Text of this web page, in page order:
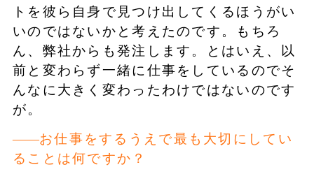
トを彼ら自身で見つけ出してくるほうがい
いのではないかと考えたのです。もちろ
ん、弊社からも発注します。とはいえ、以
前と変わらず一緒に仕事をしているのでそ
んなに大きく変わったわけではないのです
が。
お仕事をするうえで最も大切にしてい
ることは何ですか？